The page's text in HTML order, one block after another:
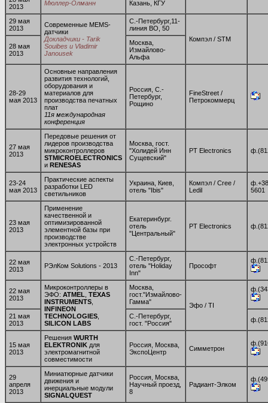
Мюллер-Олманн
2013
Казань, КГУ
29 мая
2013
Современные MEMS-
датчики
Докладчики - Tarik
Souibes и Vladimir
Janousek
С.-Петербург,11-
линия ВО, 50
Компэл / STM
28 мая
2013
Москва,
Измайлово-
Альфа
28-29
мая 2013
Основные направления
развития технологий,
оборудования и
материалов для
производства печатных
плат
11я международная
конференция
Россия, С.-
Петербург,
Рощино
FineStreet /
Петрокоммерц
27 мая
2013
Передовые решения от
лидеров производства
микроконтроллеров
STMICROELECTRONICS
и RENESAS
Москва, гост.
"Холидей Инн
Сущевский"
PT Electronics
23-24
мая 2013
Практические аспекты
разработки LED
светильников
Украина, Киев,
отель "Ibis"
Компэл / Cree /
Ledil
5601
23 мая
2013
Применение
качественной и
оптимизированной
элементной базы при
производстве
электронных устройств
Екатеринбург.
отель
"Центральный"
PT Electronics
22 мая
2013
РЭлКом Solutions - 2013
С.-Петербург,
отель "Holiday
Inn"
Прософт
22 мая
2013
Микроконтроллеры в
ЭФО: ATMEL TEXAS
INSTRUMENTS
INFINEON
TECHNOLOGIES
SILICON LABS
Москва,
гост."Измайлово-
Гамма"
Эфо / TI
21 мая
2013
С.-Петербург,
гост. "Россия"
15 мая
2013
Решения WURTH
ELEKTRONIK для
электромагнитной
совместимости
Россия, Москва,
ЭкспоЦентр
Симметрон
29
апреля
2013
Миниатюрные датчики
движения и
инерциальные модули
SIGNALQUEST
Россия, Москва,
Научный проезд,
8
Радиант-Элком